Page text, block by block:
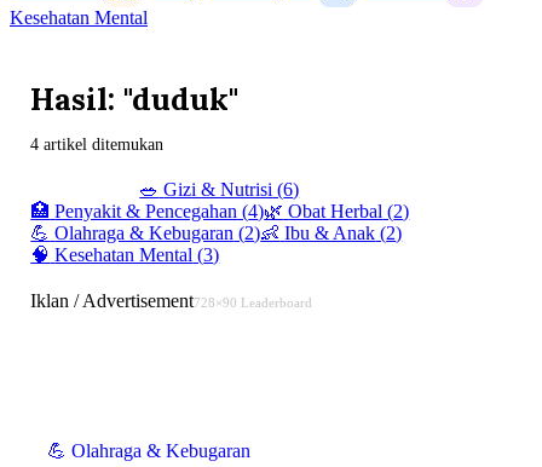
Kesehatan Mental
Hasil: "duduk"
4 artikel ditemukan
🥗 Gizi & Nutrisi (6)
🏥 Penyakit & Pencegahan (4)🌿 Obat Herbal (2)
💪 Olahraga & Kebugaran (2)👶 Ibu & Anak (2)
🧠 Kesehatan Mental (3)
Iklan / Advertisement728×90 Leaderboard
💪 Olahraga & Kebugaran